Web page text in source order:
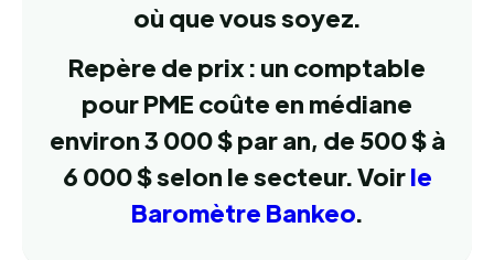
où que vous soyez.
Repère de prix : un comptable
pour PME coûte en médiane
environ 3 000 $ par an, de 500 $ à
6 000 $ selon le secteur. Voirle
Baromètre Bankeo.